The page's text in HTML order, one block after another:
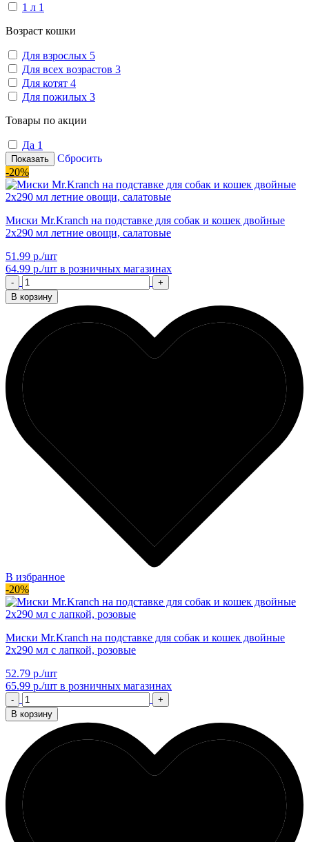
1 л 1
Возраст кошки
Для взрослых 5
Для всех возрастов 3
Для котят 4
Для пожилых 3
Товары по акции
Да 1
Показать
Сбросить
-20%
Миски Mr.Kranch на подставке для собак и кошек двойные
2x290 мл летние овощи, салатовые
51.99 р./шт
64.99 р./шт в розничных магазинах
-
+
В корзину
В избранное
-20%
Миски Mr.Kranch на подставке для собак и кошек двойные
2x290 мл с лапкой, розовые
52.79 р./шт
65.99 р./шт в розничных магазинах
-
+
В корзину